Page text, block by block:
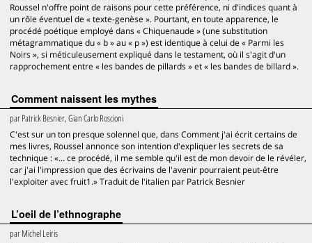
Roussel n'offre point de raisons pour cette préférence, ni d'indices quant à
un rôle éventuel de « texte-genèse ». Pourtant, en toute apparence, le
procédé poétique employé dans « Chiquenaude » (une substitution
métagrammatique du « b » au « p ») est identique à celui de « Parmi les
Noirs », si méticuleusement expliqué dans le testament, où il s'agit d'un
rapprochement entre « les bandes de pillards » et « les bandes de billard ».
Comment naissent les mythes
parPatrick Besnier, Gian Carlo Roscioni
C'est sur un ton presque solennel que, dans Comment j'ai écrit certains de
mes livres, Roussel annonce son intention d'expliquer les secrets de sa
technique : «... ce procédé, il me semble qu'il est de mon devoir de le révéler,
car j'ai l'impression que des écrivains de l'avenir pourraient peut-être
l'exploiter avec fruit1.» Traduit de l'italien par Patrick Besnier
L’oeil de l’ethnographe
parMichel Leiris